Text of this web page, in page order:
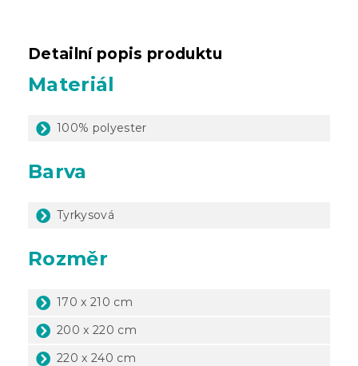
Detailní popis produktu
Materiál
100% polyester
Barva
Tyrkysová
Rozměr
170 x 210 cm
200 x 220 cm
220 x 240 cm